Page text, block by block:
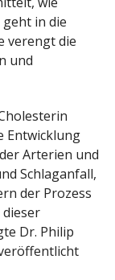
in die
verengt die
und
Entwicklung
Arterien und
Schlaganfall,
der Prozess
Dr. Philip